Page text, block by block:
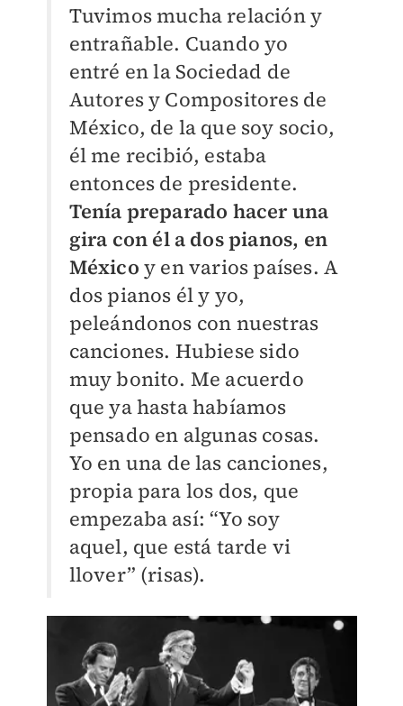
Tuvimos mucha relación y
entrañable. Cuando yo
entré en la Sociedad de
Autores y Compositores de
México, de la que soy socio,
él me recibió, estaba
entonces de presidente.
Tenía preparado hacer una
gira con él a dos pianos, en
México y en varios países. A
dos pianos él y yo,
peleándonos con nuestras
canciones. Hubiese sido
muy bonito. Me acuerdo
que ya hasta habíamos
pensado en algunas cosas.
Yo en una de las canciones,
propia para los dos, que
empezaba así: “Yo soy
aquel, que está tarde vi
llover” (risas).